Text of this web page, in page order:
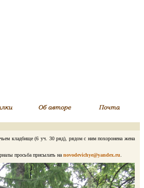
кладбище (6 уч. 30 ряд), рядом с ним похоронена жена
просьба присылать на novodevichye@yandex.ru